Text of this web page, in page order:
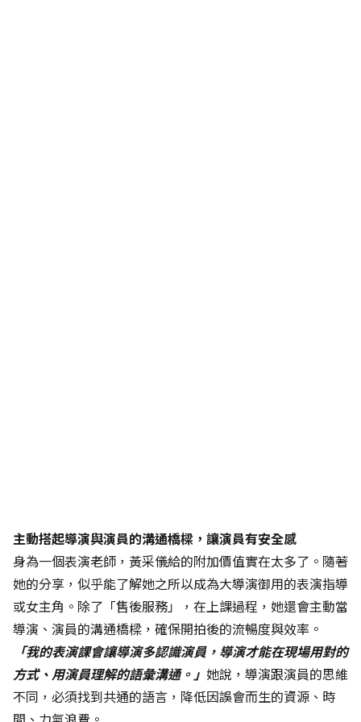
主動搭起導演與演員的溝通橋樑，讓演員有安全感
身為一個表演老師，黃采儀給的附加價值實在太多了。隨著
她的分享，似乎能了解她之所以成為大導演御用的表演指導
或女主角。除了「售後服務」，在上課過程，她還會主動當
導演、演員的溝通橋樑，確保開拍後的流暢度與效率。
「我的表演課會讓導演多認識演員，導演才能在現場用對的
方式、用演員理解的語彙溝通。」 她說，導演跟演員的思維
不同，必須找到共通的語言，降低因誤會而生的資源、時